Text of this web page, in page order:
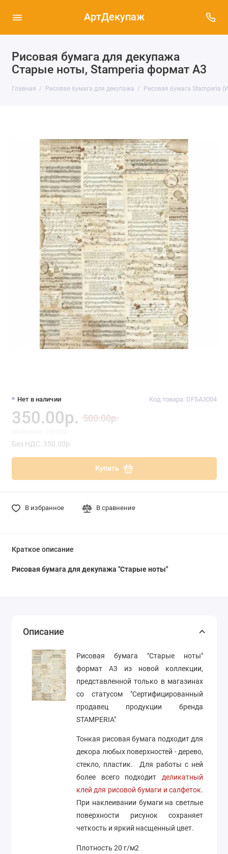
АртДекупаж
Рисовая бумага для декупажа
Старые ноты, Stamperia формат А3
Главная Рисовая бумага для декупажа Рисовая бумага Stamperia
Нет в наличии Код товара: DFSA3004
350.00р. 500.00р.
Без НДС: 350.00р.
Купить
В избранное В сравнение
Краткое описание
Рисовая бумага для декупажа "Старые ноты"
Описание
Рисовая бумага "Старые ноты"
формат А3 из новой коллекции,
представленной только в магазинах
со статусом "Сертифицированный
продавец продукции бренда
STAMPERIA"
Тонкая рисовая бумага подходит для
декора любых поверхностей - дерево,
стекло, пластик. Для работы с ней
более всего подходит деликатный
клей для рисовой бумаги и салфеток.
При наклеивании бумаги на светлые
поверхности рисунок сохраняет
четкость и яркий насщенный цвет.
Плотность 20 г/м2